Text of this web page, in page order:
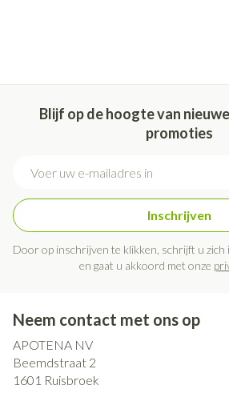
Blijf op de hoogte van
promoties
Inschrijven
Door op inschrijven te klikken, schrijft u
en gaat u akkoord met onze
Neem contact met ons op
APOTENA NV
Beemdstraat 2
1601 Ruisbroek